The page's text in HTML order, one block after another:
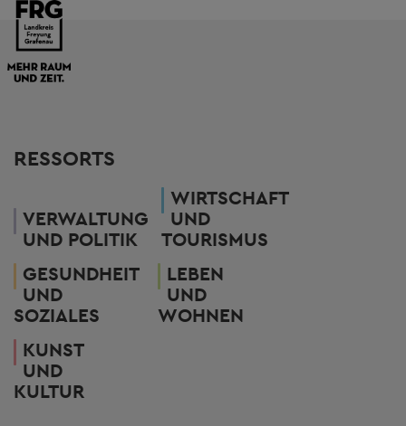
RESSORTS
VERWALTUNG
UND POLITIK
WIRTSCHAFT
UND
TOURISMUS
GESUNDHEIT
UND
SOZIALES
LEBEN
UND
WOHNEN
KUNST
UND
KULTUR